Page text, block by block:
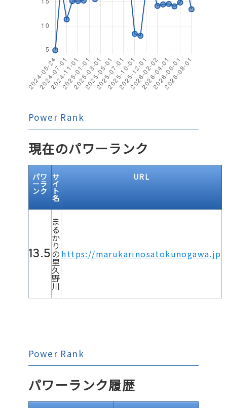
Power Rank
現在のパワーランク
パワ
ーラ
ンク
サ
イ
ト
名
URL
13.5
ま
る
か
り
の
里
久
野
川
https://marukarinosatokunogawa.jp
Power Rank
パワーランク履歴